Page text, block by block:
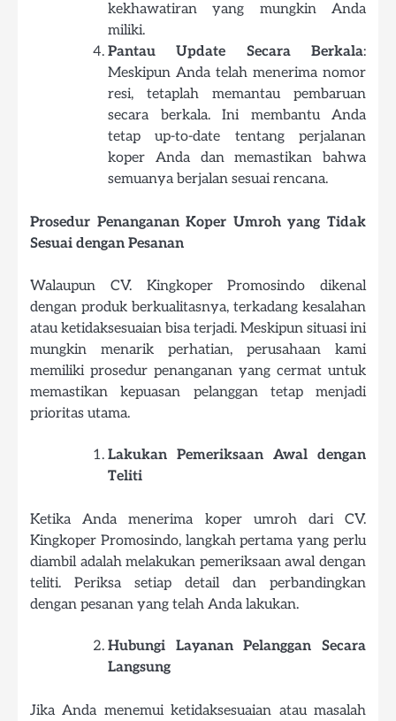
kekhawatiran yang mungkin Anda
miliki.
Pantau Update Secara Berkala:
Meskipun Anda telah menerima nomor
resi, tetaplah memantau pembaruan
secara berkala. Ini membantu Anda
tetap up-to-date tentang perjalanan
koper Anda dan memastikan bahwa
semuanya berjalan sesuai rencana.
Prosedur Penanganan Koper Umroh yang Tidak
Sesuai dengan Pesanan
Walaupun CV. Kingkoper Promosindo dikenal
dengan produk berkualitasnya, terkadang kesalahan
atau ketidaksesuaian bisa terjadi. Meskipun situasi ini
mungkin menarik perhatian, perusahaan kami
memiliki prosedur penanganan yang cermat untuk
memastikan kepuasan pelanggan tetap menjadi
prioritas utama.
Lakukan Pemeriksaan Awal dengan
Teliti
Ketika Anda menerima koper umroh dari CV.
Kingkoper Promosindo, langkah pertama yang perlu
diambil adalah melakukan pemeriksaan awal dengan
teliti. Periksa setiap detail dan perbandingkan
dengan pesanan yang telah Anda lakukan.
Hubungi Layanan Pelanggan Secara
Langsung
Jika Anda menemui ketidaksesuaian atau masalah